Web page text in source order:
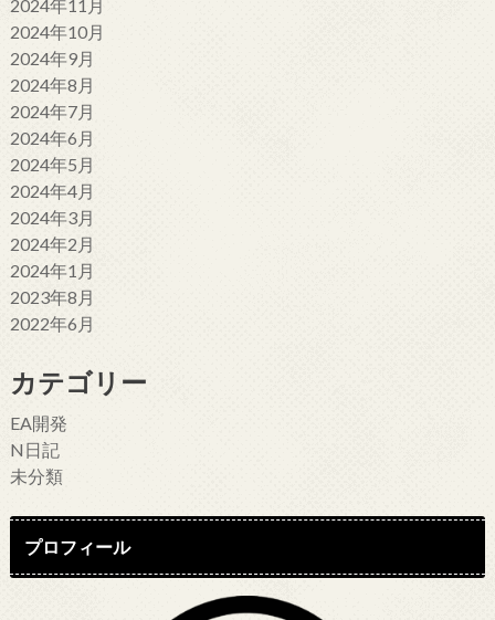
2024年11月
2024年10月
2024年9月
2024年8月
2024年7月
2024年6月
2024年5月
2024年4月
2024年3月
2024年2月
2024年1月
2023年8月
2022年6月
カテゴリー
EA開発
N日記
未分類
プロフィール